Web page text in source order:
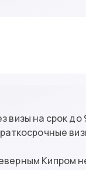
визы на срок
Кипром